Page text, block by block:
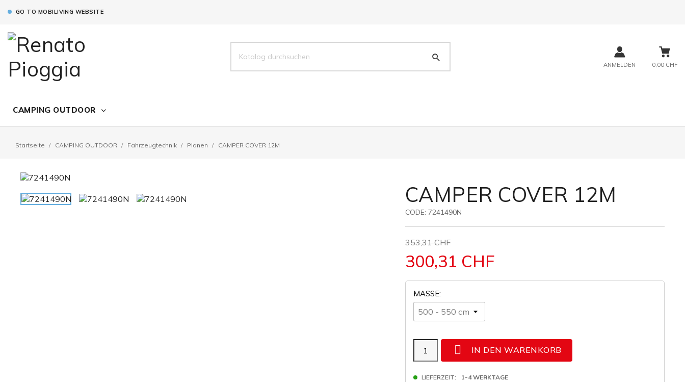
GO TO MOBILIVING WEBSITE
ANMELDEN 0,00 CHF
CAMPING OUTDOOR
Startseite CAMPING OUTDOOR Fahrzeugtechnik Planen CAMPER COVER 12M
CAMPER COVER 12M
CODE: 7241490N
353,31 CHF
300,31 CHF
MASSE:
 IN DEN WARENKORB
LIEFERZEIT: 1-4 WERKTAGE